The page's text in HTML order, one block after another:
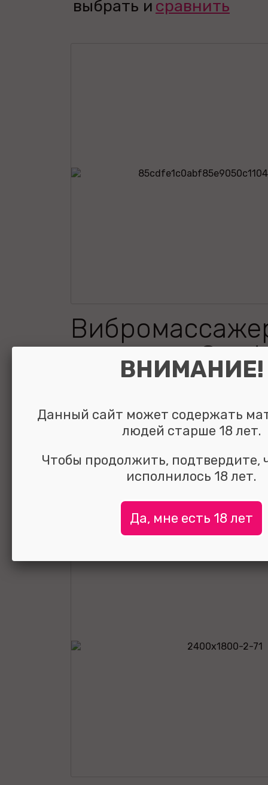
выбрать и сравнить
простаты
Sucker Beads
розовый 17 см
выбрать исравнить
ВНИМАНИЕ!
Данный сайт может содержать
людей старше 18 лет.
Чтобы продолжить, подтвердите,
исполнилось 18 лет.
Да, мне есть 18 лет